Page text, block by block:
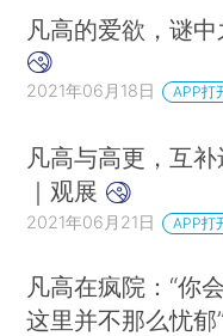
凡高的爱欲，谜
2021年06月18日 APP打
凡高与高更，互补
｜观展
2021年06月21日 APP打
凡高在疯院：“你
这里并不那么忧郁